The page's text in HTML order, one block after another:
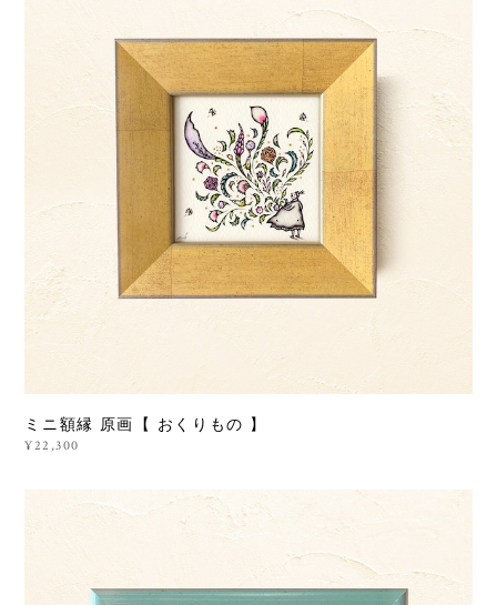
ミニ額縁 原画【 おくりもの 】
¥22,300